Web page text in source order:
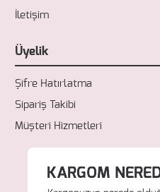
İletişim
Üyelik
Şifre Hatırlatma
Sipariş Takibi
Müşteri Hizmetleri